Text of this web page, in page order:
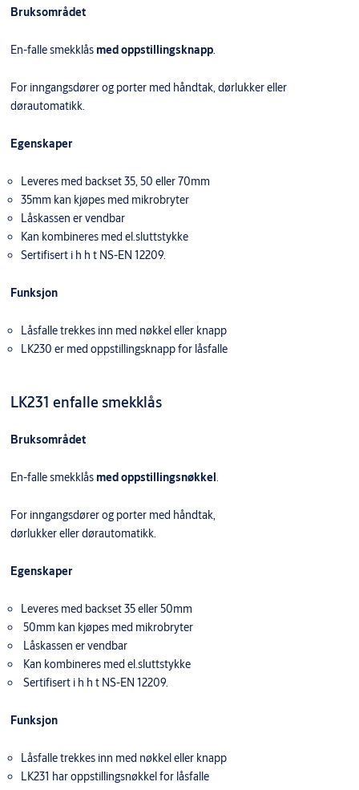
Bruksområdet
En-falle smekklås med oppstillingsknapp.
For inngangsdører og porter med håndtak, dørlukker eller
dørautomatikk.
Egenskaper
Leveres med backset 35, 50 eller 70mm
35mm kan kjøpes med mikrobryter
Låskassen er vendbar
Kan kombineres med el.sluttstykke
Sertifisert i h h t NS-EN 12209.
Funksjon
Låsfalle trekkes inn med nøkkel eller knapp
LK230 er med oppstillingsknapp for låsfalle
LK231 enfalle smekklås
Bruksområdet
En-falle smekklås med oppstillingsnøkkel .
For inngangsdører og porter med håndtak,
dørlukker eller dørautomatikk.
Egenskaper
Leveres med backset 35 eller 50mm
50mm kan kjøpes med mikrobryter
Låskassen er vendbar
Kan kombineres med el.sluttstykke
Sertifisert i h h t NS-EN 12209.
Funksjon
Låsfalle trekkes inn med nøkkel eller knapp
LK231 har oppstillingsnøkkel for låsfalle